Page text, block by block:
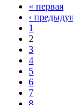
« первая
‹
1
2
3
4
5
6
7